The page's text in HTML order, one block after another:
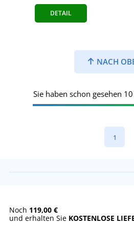
DETAIL
NACH
Sie haben schon gesehen
1
Noch 119,00 €
und erhalten Sie KOSTENLOSE